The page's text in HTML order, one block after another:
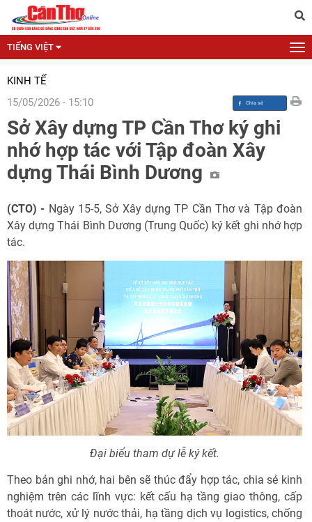
TIẾNG VIỆT
KINH TẾ
15/05/2026 - 15:10
Sở Xây dựng TP Cần Thơ ký ghi
nhớ hợp tác với Tập đoàn Xây
dựng Thái Bình Dương
(CTO) - Ngày 15-5, Sở Xây dựng TP Cần Thơ và Tập đoàn
Xây dựng Thái Bình Dương (Trung Quốc) ký kết ghi nhớ hợp
tác.
Đại biểu tham dự lễ ký kết.
Theo bản ghi nhớ, hai bên sẽ thúc đẩy hợp tác, chia sẻ kinh
nghiệm trên các lĩnh vực: kết cấu hạ tầng giao thông, cấp
thoát nước, xử lý nước thải, hạ tầng dịch vụ logistics, chống